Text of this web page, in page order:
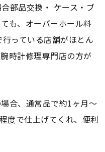
部品交換・ ケース・ブ
も、オーバーホール料
っている店舗がほとん
時計修理専門店の方が
合、通常品で約1ヶ月～
度で仕上げてくれ、便利